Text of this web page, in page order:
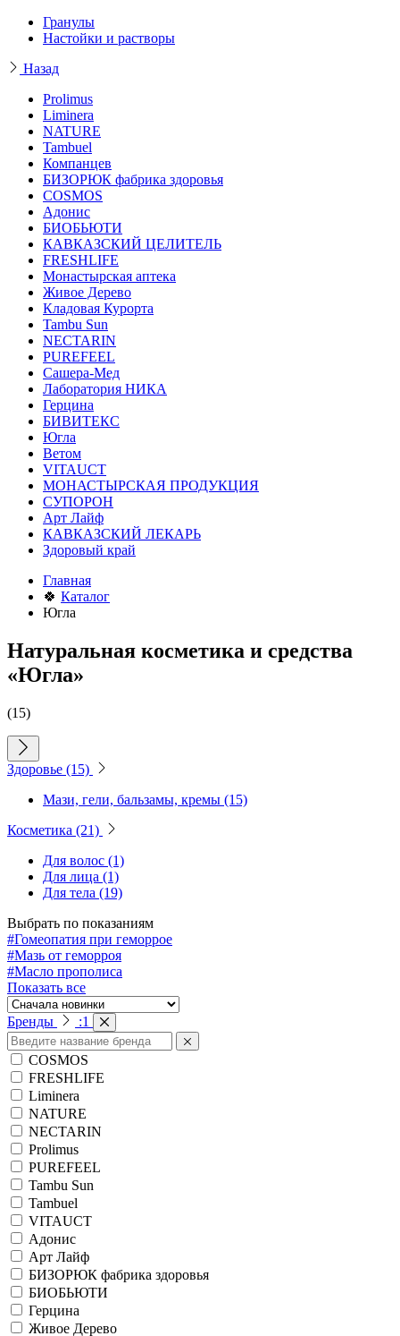
Гранулы
Настойки и растворы
Назад
Prolimus
Liminera
NATURE
Tambuel
Компанцев
БИЗОРЮК фабрика здоровья
COSMOS
Адонис
БИОБЬЮТИ
КАВКАЗСКИЙ ЦЕЛИТЕЛЬ
FRESHLIFE
Монастырская аптека
Живое Дерево
Кладовая Курорта
Tambu Sun
NECTARIN
PUREFEEL
Сашера-Мед
Лаборатория НИКА
Герцина
БИВИТЕКС
Югла
Ветом
VITAUCT
МОНАСТЫРСКАЯ ПРОДУКЦИЯ
СУПОРОН
Арт Лайф
КАВКАЗСКИЙ ЛЕКАРЬ
Здоровый край
Главная
🍀 Каталог
Югла
Натуральная косметика и средства
«Югла»
(15)
Здоровье (15)
Мази, гели, бальзамы, кремы (15)
Косметика (21)
Для волос (1)
Для лица (1)
Для тела (19)
Выбрать по показаниям
#Гомеопатия при геморрое
#Мазь от геморроя
#Масло прополиса
Показать все
Бренды :1
COSMOS
FRESHLIFE
Liminera
NATURE
NECTARIN
Prolimus
PUREFEEL
Tambu Sun
Tambuel
VITAUCT
Адонис
Арт Лайф
БИЗОРЮК фабрика здоровья
БИОБЬЮТИ
Герцина
Живое Дерево